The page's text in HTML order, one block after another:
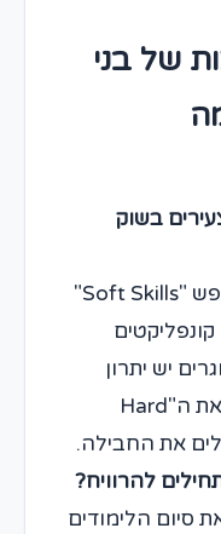
של בני
בשוק
בוודאי. שוק העבודה כיום מחפש "Soft Skills"
יש יתרון
מובהק. המכללה מקנה לכם את ה"Hard
להרוויח?
סיום הלימודים